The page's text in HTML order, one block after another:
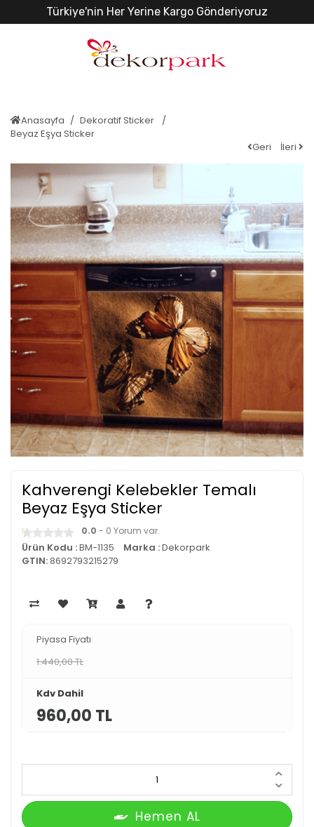
Türkiye'nin Her Yerine Kargo Gönderiyoruz
Anasayfa
Dekoratif Sticker
Beyaz Eşya Sticker
Geri
İleri
Kahverengi Kelebekler Temalı
Beyaz Eşya Sticker
0.0 - 0 Yorum var.
Ürün Kodu :BM-1135 Marka :Dekorpark
GTIN:8692793215279
Piyasa Fiyatı
1.440,00 TL
Kdv Dahil
960,00 TL
Hemen AL